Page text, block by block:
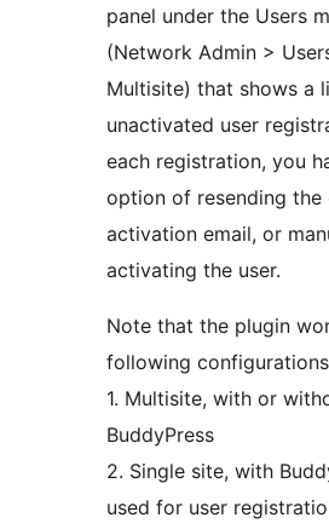
panel under the Users
(Network Admin >
Multisite) that shows a
unactivated user
each registration, you
option of resending the
activation email, or
activating the user.
Note that the plugin
following
1. Multisite, with or
BuddyPress
2. Single site, with
used for user